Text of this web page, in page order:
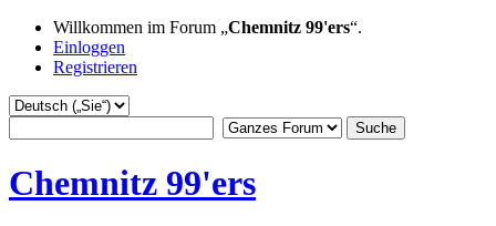
Willkommen im Forum „Chemnitz 99'ers“.
Einloggen
Registrieren
Chemnitz 99'ers